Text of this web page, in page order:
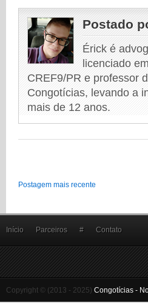
Postado
Érick é
licenciado
CREF9/PR e professor
Congotícias, levando a
mais de 12 anos.
Postagem mais recente
Início Parceiros # Contato
Copyright © (2013 - 2025) Congotícias -